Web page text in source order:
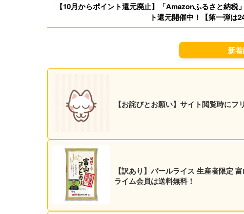
【10月からポイント還元廃止】「Amazonふるさと納
ト還元開催中！【第一弾は
新
【お詫びとお願い】サイト閲覧時に
【訳あり】パールライス 生産者限定
ライム会員は送料無料！